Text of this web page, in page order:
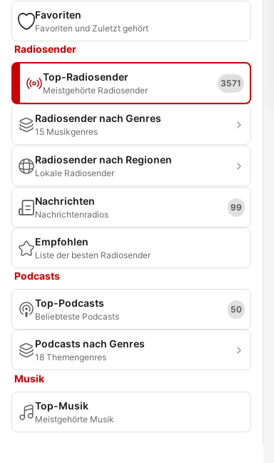
Favoriten
Favoriten und Zuletzt gehört
Radiosender
Top-Radiosender
Meistgehörte Radiosender
3571
Radiosender nach Genres
15 Musikgenres
Radiosender nach Regionen
Lokale Radiosender
Nachrichten
Nachrichtenradios
99
Empfohlen
Liste der besten Radiosender
Podcasts
Top-Podcasts
Beliebteste Podcasts
50
Podcasts nach Genres
18 Themengenres
Musik
Top-Musik
Meistgehörte Musik